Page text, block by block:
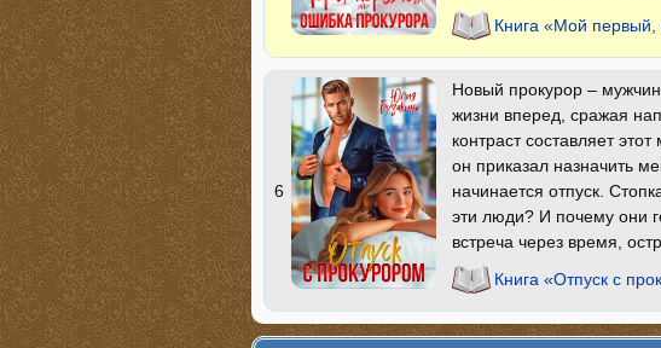
Книга «Мой
6
Новый прокурор –
жизни вперед, сражая
контраст составляет
он приказал назначить
начинается отпуск.
эти люди? И почему они
встреча через время,
Книга «Отпуск с